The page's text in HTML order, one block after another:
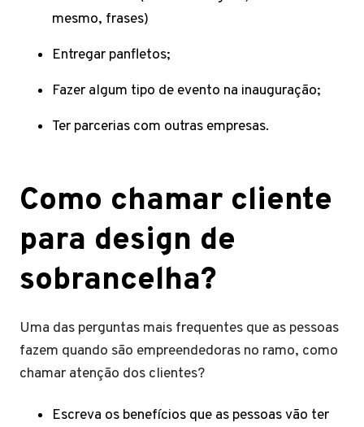
mesmo, frases)
Entregar panfletos;
Fazer algum tipo de evento na inauguração;
Ter parcerias com outras empresas.
Como chamar cliente
para design de
sobrancelha?
Uma das perguntas mais frequentes que as pessoas
fazem quando são empreendedoras no ramo, como
chamar atenção dos clientes?
Escreva os benefícios que as pessoas vão ter